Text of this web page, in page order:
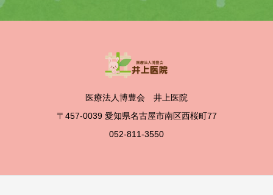
医療法人博豊会 井上医院
〒457-0039 愛知県名古屋市南区西桜町77
052-811-3550